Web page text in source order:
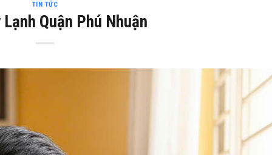
TIN TỨC
Quận Phú Nhuận